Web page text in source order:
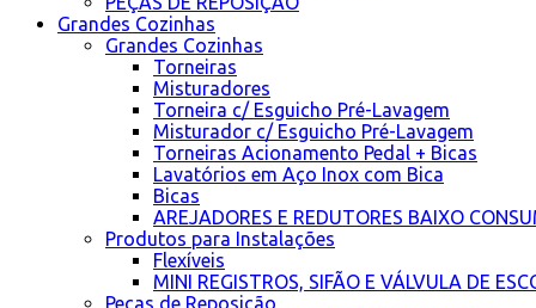
Grandes Cozinhas
Grandes Cozinhas
Torneiras
Misturadores
Torneira c/ Esguicho Pré-Lavagem
Misturador c/ Esguicho Pré-Lavagem
Torneiras Acionamento Pedal + Bicas
Lavatórios em Aço Inox com Bica
Bicas
AREJADORES E REDUTORES BAIXO
Produtos para Instalações
Flexíveis
MINI REGISTROS, SIFÃO E VÁLVULA DE
Peças de Reposição